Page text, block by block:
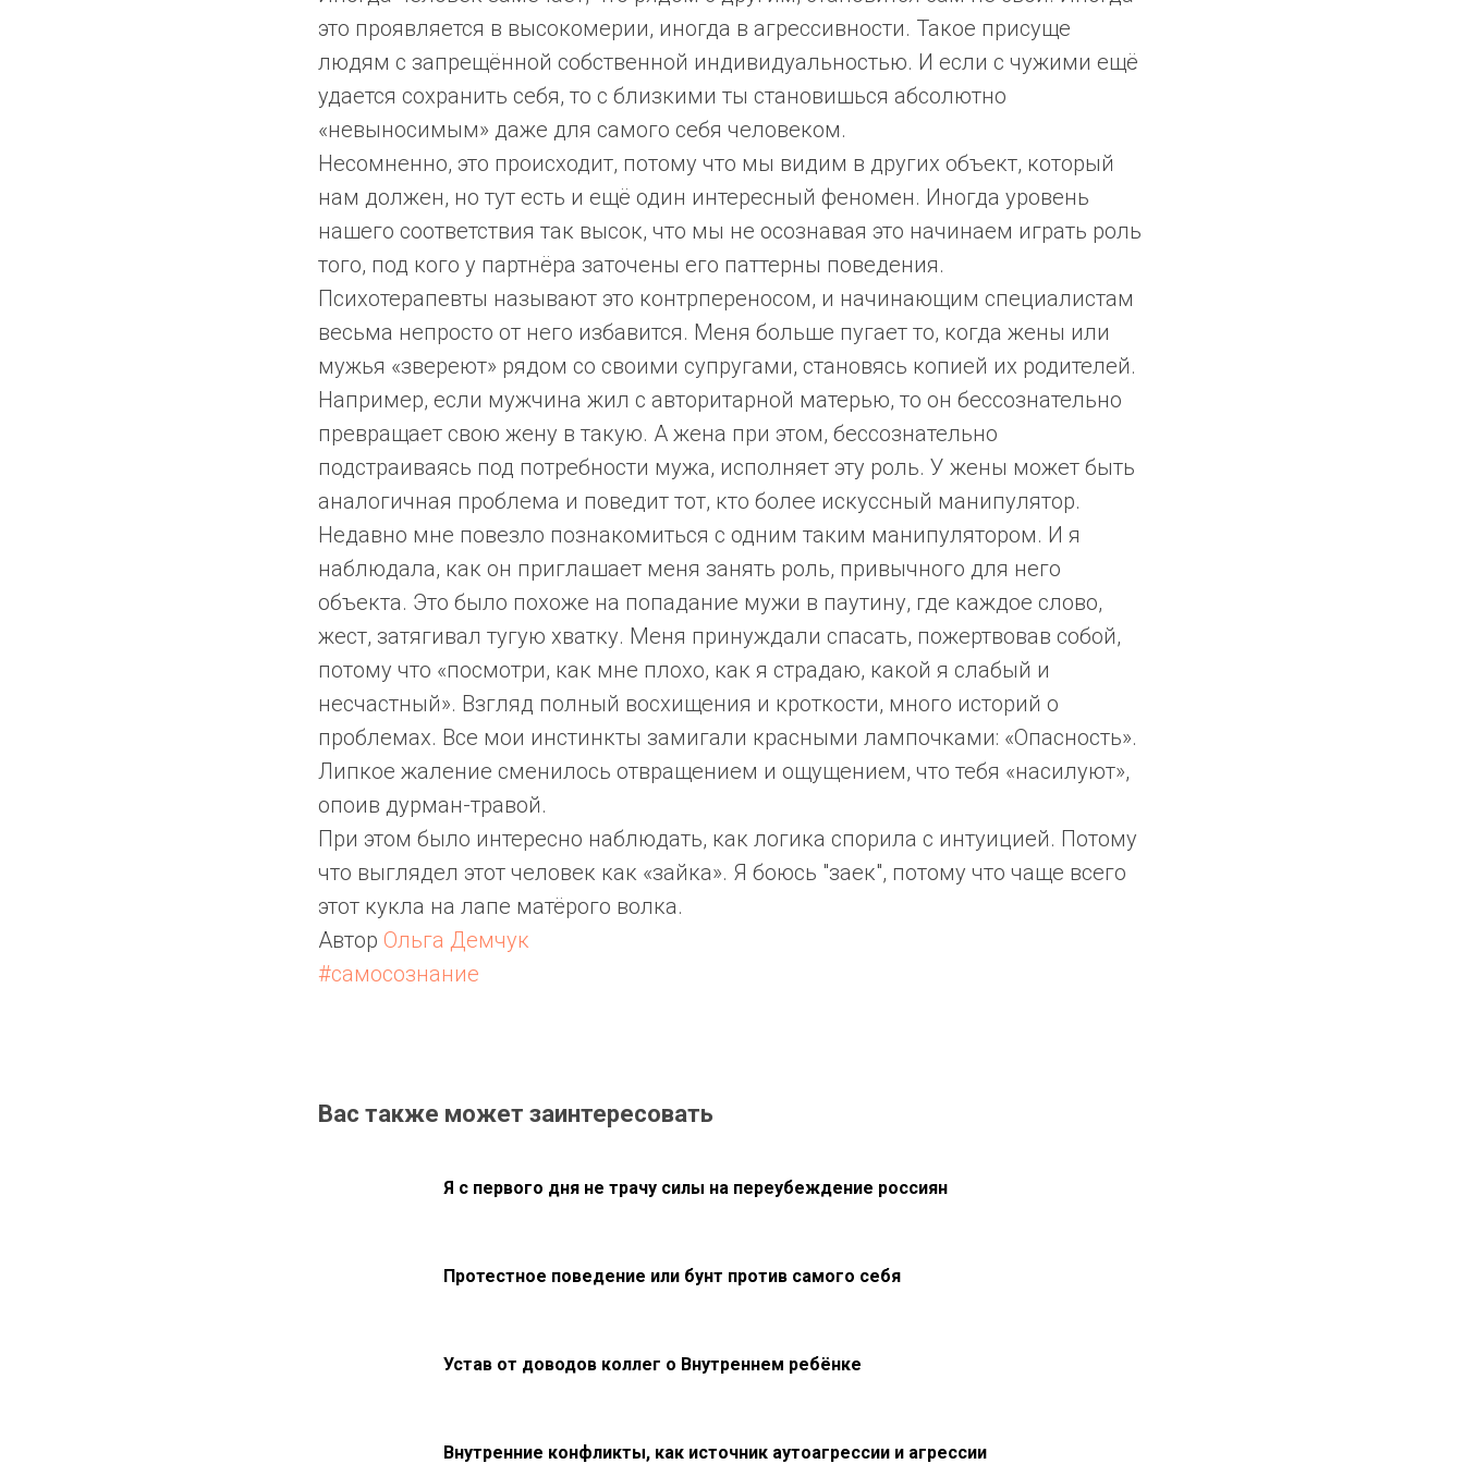
это проявляется в высокомерии, иногда в агрессивности. Такое присуще
людям с запрещённой собственной индивидуальностью. И если с чужими ещё
удается сохранить себя, то с близкими ты становишься абсолютно
«невыносимым» даже для самого себя человеком.
Несомненно, это происходит, потому что мы видим в других объект, который
нам должен, но тут есть и ещё один интересный феномен. Иногда уровень
нашего соответствия так высок, что мы не осознавая это начинаем играть роль
того, под кого у партнёра заточены его паттерны поведения.
Психотерапевты называют это контрпереносом, и начинающим специалистам
весьма непросто от него избавится. Меня больше пугает то, когда жены или
мужья «звереют» рядом со своими супругами, становясь копией их родителей.
Например, если мужчина жил с авторитарной матерью, то он бессознательно
превращает свою жену в такую. А жена при этом, бессознательно
подстраиваясь под потребности мужа, исполняет эту роль. У жены может быть
аналогичная проблема и поведит тот, кто более искуссный манипулятор.
Недавно мне повезло познакомиться с одним таким манипулятором. И я
наблюдала, как он приглашает меня занять роль, привычного для него
объекта. Это было похоже на попадание мужи в паутину, где каждое слово,
жест, затягивал тугую хватку. Меня принуждали спасать, пожертвовав собой,
потому что «посмотри, как мне плохо, как я страдаю, какой я слабый и
несчастный». Взгляд полный восхищения и кроткости, много историй о
проблемах. Все мои инстинкты замигали красными лампочками: «Опасность».
Липкое жаление сменилось отвращением и ощущением, что тебя «насилуют»,
опоив дурман-травой.
При этом было интересно наблюдать, как логика спорила с интуицией. Потому
что выглядел этот человек как «зайка». Я боюсь "заек", потому что чаще всего
этот кукла на лапе матёрого волка.
Автор Ольга Демчук
#самосознание
Вас также может заинтересовать
Я с первого дня не трачу силы на переубеждение россиян
Протестное поведение или бунт против самого себя
Устав от доводов коллег о Внутреннем ребёнке
Внутренние конфликты, как источник аутоагрессии и агрессии